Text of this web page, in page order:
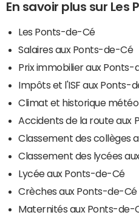
En savoir plus sur Les
Les Ponts-de-Cé
Salaires aux Ponts-de-Cé
Prix immobilier aux Ponts-
Impôts et l'ISF aux Ponts-
Climat et historique
Accidents de la route aux
Classement des collèges
Classement des lycées
Lycée aux Ponts-de-Cé
Crèches aux Ponts-de-Cé
Maternités aux Ponts-de-